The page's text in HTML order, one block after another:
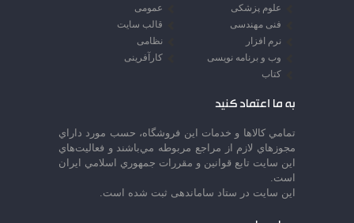
علوم پزشکی
عمومی
فنی مهندسی
قالب سایت
نرم افزار
نظامی
وب و برنامه نویسی
کارآفرینی
کتاب
به ما اعتماد کنید
تمامي كالاها و خدمات اين فروشگاه، حسب مورد داراي
مجوزهاي لازم از مراجع مربوطه مي‌باشند و فعاليت‌هاي
اين سايت تابع قوانين و مقررات جمهوري اسلامي ايران
است.
این سایت در ستاد ساماندهی ثبت شده است.